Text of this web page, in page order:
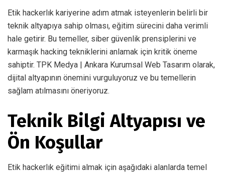
Etik hackerlık kariyerine adım atmak isteyenlerin belirli bir
teknik altyapıya sahip olması, eğitim sürecini daha verimli
hale getirir. Bu temeller, siber güvenlik prensiplerini ve
karmaşık hacking tekniklerini anlamak için kritik öneme
sahiptir. TPK Medya | Ankara Kurumsal Web Tasarım olarak,
dijital altyapının önemini vurguluyoruz ve bu temellerin
sağlam atılmasını öneriyoruz.
Teknik Bilgi Altyapısı ve
Ön Koşullar
Etik hackerlık eğitimi almak için aşağıdaki alanlarda temel